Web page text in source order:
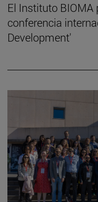
El Instituto BIOMA
conferencia
Development'